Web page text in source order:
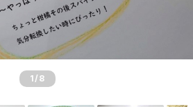
1 /8